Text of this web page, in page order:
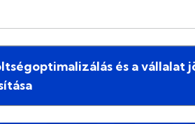
és a vállalat